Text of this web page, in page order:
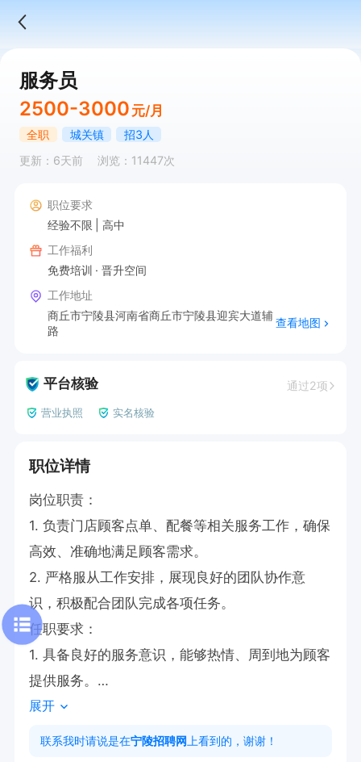
服务员
2500-3000 元/月
全职 城关镇
招3人
更新：6天前
浏览：11447次
职位要求
经验不限
高中
工作福利
免费培训
晋升空间
工作地址
商丘市宁陵县河南省商丘市宁陵县迎宾大道辅
路
查看地图
平台核验 通过2项
营业执照 实名核验
职位详情
岗位职责：
1. 负责门店顾客点单、配餐等相关服务工作，确保
高效、准确地满足顾客需求。
2. 严格服从工作安排，展现良好的团队协作意
识，积极配合团队完成各项任务。
任职要求：
1. 具备良好的服务意识，能够热情、周到地为顾客
提供服务。
2. 拥有较强的责任心，对待工作认真负责，确保
工作质量。
展开
联系我时请说是在宁陵招聘网 上看到的，谢谢！